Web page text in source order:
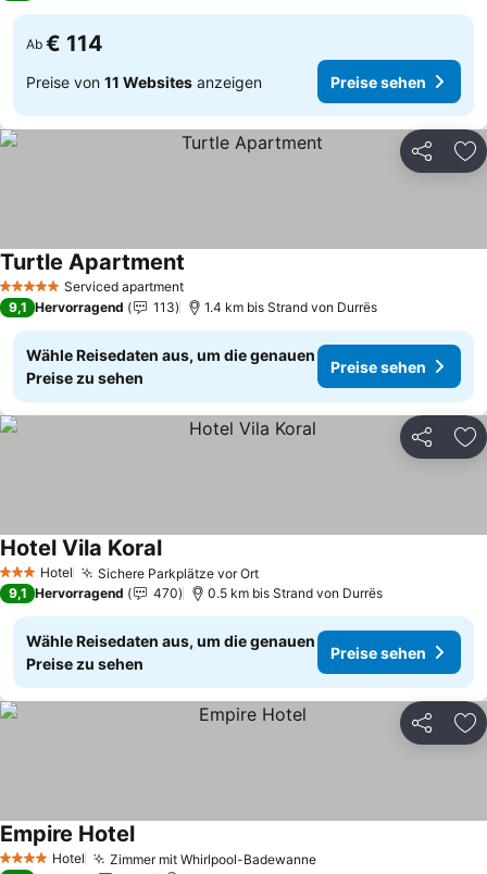
Ab € 114
Preise von 11 Websites anzeigen Preise sehen
Teilen
5 Sterne Serviced apartment
Turtle Apartment
9,1 Hervorragend 113 1.4 km bis Strand von Durrës
Wähle Reisedaten aus, um die genauen
Preise zu sehen
Preise sehen
Teilen
3 SterneHotel Sichere Parkplätze vor Ort
Hotel Vila Koral
9,1 Hervorragend 470 0.5 km bis Strand von Durrës
Wähle Reisedaten aus, um die genauen
Preise zu sehen
Preise sehen
Teilen
4 Sterne Hotel Zimmer mit Whirlpool-Badewanne
Empire Hotel